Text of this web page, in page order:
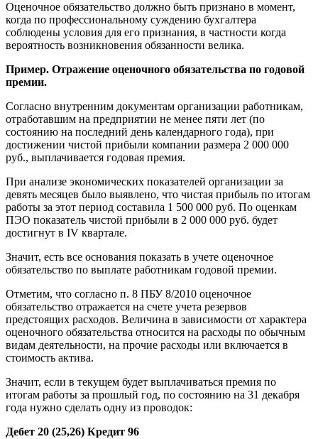
Оценочное обязательство должно быть признано в момент,
когда по профессиональному суждению бухгалтера
соблюдены условия для его признания, в частности когда
вероятность возникновения обязанности велика.
Пример. Отражение оценочного обязательства по годовой
премии.
Согласно внутренним документам организации работникам,
отработавшим на предприятии не менее пяти лет (по
состоянию на последний день календарного года), при
достижении чистой прибыли компании размера 2 000 000
руб., выплачивается годовая премия.
При анализе экономических показателей организации за
девять месяцев было выявлено, что чистая прибыль по итогам
работы за этот период составила 1 500 000 руб. По оценкам
ПЭО показатель чистой прибыли в 2 000 000 руб. будет
достигнут в IV квартале.
Значит, есть все основания показать в учете оценочное
обязательство по выплате работникам годовой премии.
Отметим, что согласно п. 8 ПБУ 8/2010 оценочное
обязательство отражается на счете учета резервов
предстоящих расходов. Величина в зависимости от характера
оценочного обязательства относится на расходы по обычным
видам деятельности, на прочие расходы или включается в
стоимость актива.
Значит, если в текущем будет выплачиваться премия по
итогам работы за прошлый год, по состоянию на 31 декабря
года нужно сделать одну из проводок:
Дебет 20 (25,26) Кредит 96